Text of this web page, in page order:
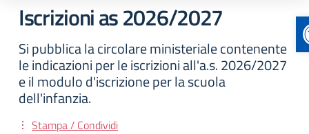
Iscrizioni as 2026/2027
Si pubblica la circolare ministeriale contenente
le indicazioni per le iscrizioni all'a.s. 2026/2027
e il modulo d'iscrizione per la scuola
dell'infanzia.
Stampa / Condividi